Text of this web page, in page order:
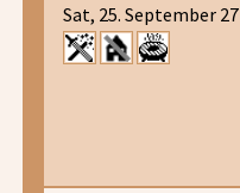
Sat, 25. September 27